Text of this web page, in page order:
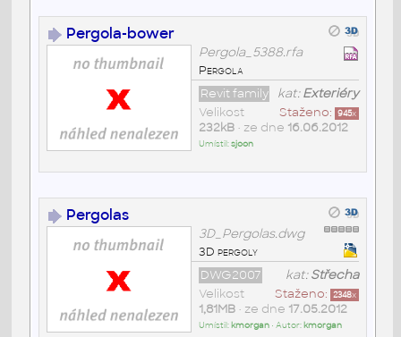
Pergola-bower
Pergola_5388.rfa
Pergola
kat:Exteriéry
Revit family
Staženo: 945x
Velikost
232kB• ze dne 16.06.2012
Umístil:sjoon
Pergolas
3D_Pergolas.dwg
3D pergoly
kat:Střecha
DWG2007
Staženo: 2348x
Velikost
1,81MB• ze dne 17.05.2012
Umístil: kmorgan• Autor: kmorgan